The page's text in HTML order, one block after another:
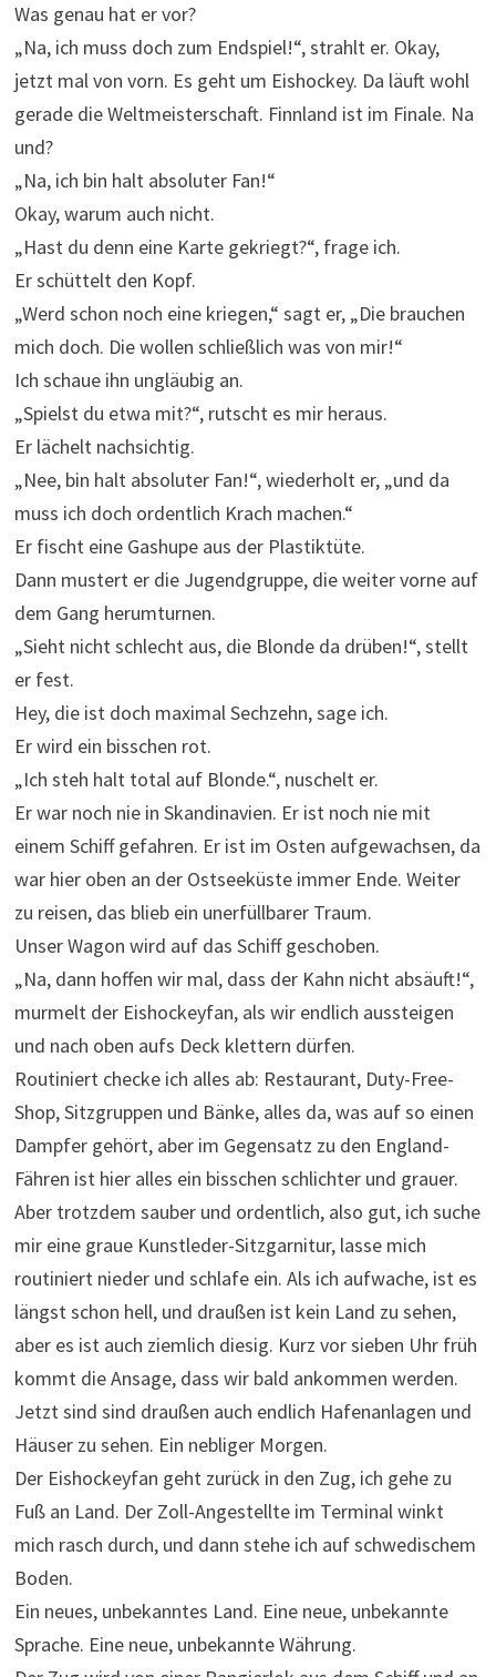
Was genau hat er vor?
„Na, ich muss doch zum Endspiel!“, strahlt er. Okay,
jetzt mal von vorn. Es geht um Eishockey. Da läuft wohl
gerade die Weltmeisterschaft. Finnland ist im Finale. Na
und?
„Na, ich bin halt absoluter Fan!“
Okay, warum auch nicht.
„Hast du denn eine Karte gekriegt?“, frage ich.
Er schüttelt den Kopf.
„Werd schon noch eine kriegen,“ sagt er, „Die brauchen
mich doch. Die wollen schließlich was von mir!“
Ich schaue ihn ungläubig an.
„Spielst du etwa mit?“, rutscht es mir heraus.
Er lächelt nachsichtig.
„Nee, bin halt absoluter Fan!“, wiederholt er, „und da
muss ich doch ordentlich Krach machen.“
Er fischt eine Gashupe aus der Plastiktüte.
Dann mustert er die Jugendgruppe, die weiter vorne auf
dem Gang herumturnen.
„Sieht nicht schlecht aus, die Blonde da drüben!“, stellt
er fest.
Hey, die ist doch maximal Sechzehn, sage ich.
Er wird ein bisschen rot.
„Ich steh halt total auf Blonde.“, nuschelt er.
Er war noch nie in Skandinavien. Er ist noch nie mit
einem Schiff gefahren. Er ist im Osten aufgewachsen, da
war hier oben an der Ostseeküste immer Ende. Weiter
zu reisen, das blieb ein unerfüllbarer Traum.
Unser Wagon wird auf das Schiff geschoben.
„Na, dann hoffen wir mal, dass der Kahn nicht absäuft!“,
murmelt der Eishockeyfan, als wir endlich aussteigen
und nach oben aufs Deck klettern dürfen.
Routiniert checke ich alles ab: Restaurant, Duty-Free-
Shop, Sitzgruppen und Bänke, alles da, was auf so einen
Dampfer gehört, aber im Gegensatz zu den England-
Fähren ist hier alles ein bisschen schlichter und grauer.
Aber trotzdem sauber und ordentlich, also gut, ich suche
mir eine graue Kunstleder-Sitzgarnitur, lasse mich
routiniert nieder und schlafe ein. Als ich aufwache, ist es
längst schon hell, und draußen ist kein Land zu sehen,
aber es ist auch ziemlich diesig. Kurz vor sieben Uhr früh
kommt die Ansage, dass wir bald ankommen werden.
Jetzt sind sind draußen auch endlich Hafenanlagen und
Häuser zu sehen. Ein nebliger Morgen.
Der Eishockeyfan geht zurück in den Zug, ich gehe zu
Fuß an Land. Der Zoll-Angestellte im Terminal winkt
mich rasch durch, und dann stehe ich auf schwedischem
Boden.
Ein neues, unbekanntes Land. Eine neue, unbekannte
Sprache. Eine neue, unbekannte Währung.